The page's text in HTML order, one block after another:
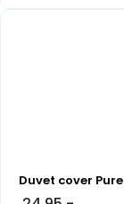
Duvet cover